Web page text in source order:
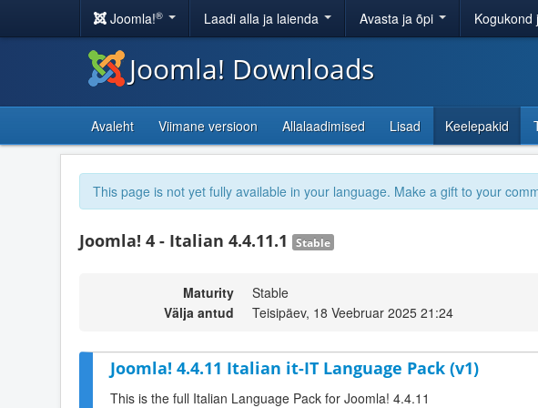
Joomla!® Laadi alla ja laienda Avasta ja õpi Kogukond
Joomla! Downloads
Avaleht Viimane versioon Allalaadimised Lisad Keelepakid
This page is not yet fully available in your language. Make a gift to your
Joomla! 4 - Italian 4.4.11.1 Stable
Maturity
Stable
Välja antud
Teisipäev, 18 Veebruar 2025 21:24
Joomla! 4.4.11 Italian it-IT Language Pack (v1)
This is the full Italian Language Pack for Joomla! 4.4.11